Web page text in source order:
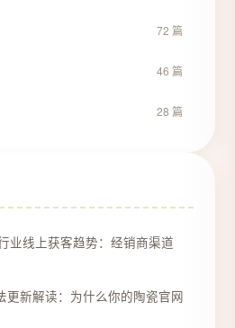
72 篇
46 篇
28 篇
业线上获客趋势：经销商渠道
更新解读：为什么你的陶瓷官网